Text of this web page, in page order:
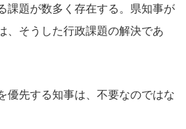
課題が数多く存在する。県知事が
、そうした行政課題の解決であ
優先する知事は、不要なのではな